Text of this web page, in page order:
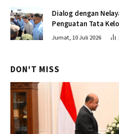
Dialog dengan
Penguatan Tata
Perikanan
Jumat, 10 Juli 2026
DON'T MISS